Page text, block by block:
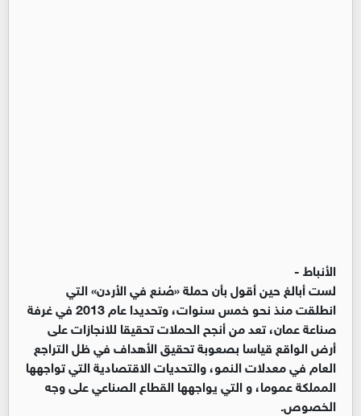
الأنباط -
لست أبالغ حين أقول بأن حملة «صُنع في الأردن» التي
انطلقت منذ نحو خمس سنوات، وتحديدا عام 2013 في غرفة
صناعة عمان، تعد من أنجح الحملات تحقيقا للانجازات على
أرض الواقع قياسا بصعوبة تحقيق الأهداف في ظل التراجع
العام في معدلات النمو، والتحديات الاقتصادية التي تواجهها
المملكة عموما، و التي يواجهها القطاع الصناعي على وجه
الخصوص.